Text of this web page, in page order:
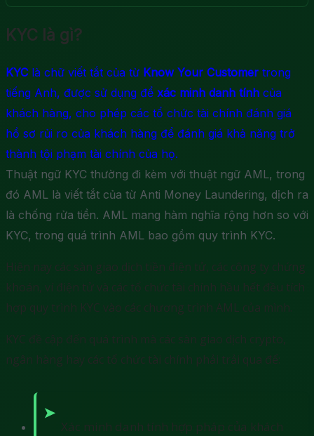
KYC là gì?
KYClà chữ viết tắt của từ Know Your Customer trong
tiếng Anh, được sử dụng để xác minh danh tính của
khách hàng, cho phép các tổ chức tài chính đánh giá
hồ sơ rủi ro của khách hàng để đánh giá khả năng trở
thành tội phạm tài chính của họ.
Thuật ngữ KYC thường đi kèm với thuật ngữ AML, trong
đó AML là viết tắt của từ Anti Money Laundering, dịch ra
là chống rửa tiền. AML mang hàm nghĩa rộng hơn so với
KYC, trong quá trình AML bao gồm quy trình KYC.
Hiện nay các sàn giao dịch tiền điện tử, các công ty chứng
khoán, ví điện tử và các tổ chức tài chính hầu hết đều tích
hợp quy trình KYC vào các chương trình AML của mình.
KYC đề cập đến quá trình mà các sàn giao dịch crypto,
ngân hàng hay các tổ chức tài chính phải trải qua để:
Xác minh danh tính hợp pháp của khách